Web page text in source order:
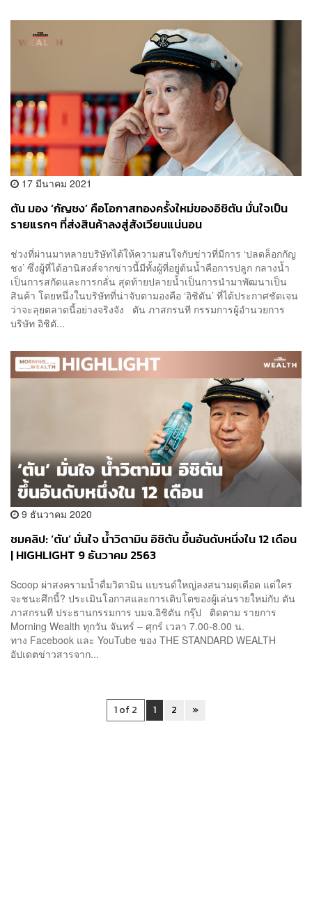
17 มีนาคม 2021
ตัน มอง ‘กัญชง’ คือโอกาสทองครั้งใหม่ของอิชิตัน มั่นใจเป็น
รายแรกๆ ที่ส่งสินค้าลงสู่สังเวียนแน่นอน
ช่วงที่ผ่านมาหลายบริษัทได้ให้ความสนใจกับข่าวที่มีการ ‘ปลดล็อกกัญ
ชง’ ซึ่งผู้ที่ได้อานิสงส์จากข่าวนี้มีทั้งผู้ที่อยู่ต้นน้ำคือการปลูก กลางน้ำ
เป็นการสกัดและการกลั่น สุดท้ายปลายน้ำเป็นการนำมาพัฒนาเป็น
สินค้า โดยหนึ่งในบริษัทที่น่าจับตามองคือ ‘อิชิตัน’ ที่ได้ประกาศชัดเจน
ว่าจะลุยตลาดนี้อย่างจริงจัง ตัน ภาสกรนที กรรมการผู้อำนวยการ
บริษัท อิชิตั...
9 ธันวาคม 2020
ชมคลิป: ‘ตัน’ มั่นใจ น้ำวิตามิน อิชิตัน ขึ้นอันดับหนึ่งใน 12 เดือน
| HIGHLIGHT 9 ธันวาคม 2563
Scoop ผ่าสงครามน้ำดื่มวิตามิน แบรนด์ใหญ่ลงสนามดุเดือด แต่ใคร
จะชนะศึกนี้? ประเมินโอกาสและการเติบโตของผู้เล่นรายใหม่กับ ตัน
ภาสกรนที ประธานกรรมการ บมจ.อิชิตัน กรุ๊ป ติดตาม รายการ
Morning Wealth ทุกวัน จันทร์ – ศุกร์ เวลา 7.00-8.00 น.
ทาง Facebook และ YouTube ของ THE STANDARD WEALTH
อัปเดตข่าวสารจาก...
1 of 2 1 2 »